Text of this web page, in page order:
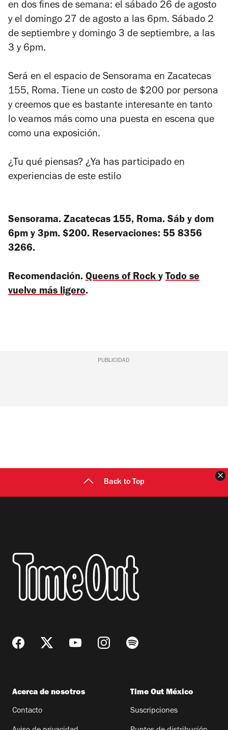
en dos fines de semana: el sábado 26 de agosto
y el domingo 27 de agosto a las 6pm. Sábado 2
de septiembre y domingo 3 de septiembre, a las
3 y 6pm.
Será en el espacio de Sensorama en Zacatecas
155, Roma. Tiene un costo de $200 por persona
y creemos que es bastante interesante en tanto
lo veamos más como una puesta en escena que
como una exposición.
¿Tu qué piensas? ¿Ya has participado en
experiencias de este estilo
Sensorama. Zacatecas 155, Roma. Sáb y dom
6pm y 3pm. $200. Reservaciones: 55 8356
3266.
Recomendación. Queens of Rocky Todo se
vuelve más ligero.
PUBLICIDAD
Back to Top
Acerca de nosotros
Contacto
Time Out México
Suscripciones